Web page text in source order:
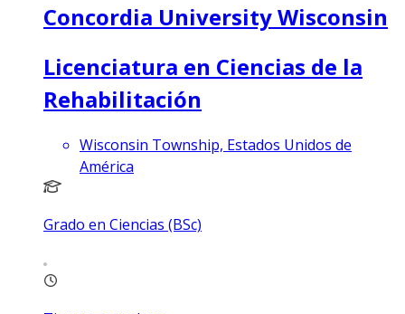
Concordia University Wisconsin
Licenciatura en Ciencias de la
Rehabilitación
Wisconsin Township, Estados Unidos de
América
Grado en Ciencias (BSc)